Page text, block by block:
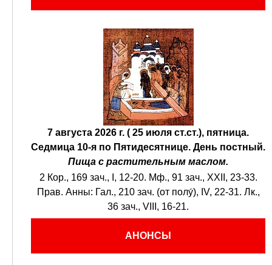
7 августа 2026 г. ( 25 июля ст.ст.), пятница.
Седмица 10-я по Пятидесятнице. День постный.
Пища с растительным маслом.
2 Кор., 169 зач., I, 12-20. Мф., 91 зач., XXII, 23-33.
Прав. Анны: Гал., 210 зач. (от полу́), IV, 22-31. Лк.,
36 зач., VIII, 16-21.
АНОНСЫ